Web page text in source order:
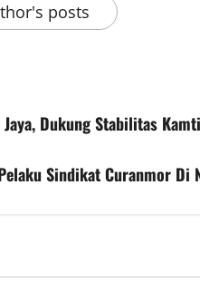
posts
Dukung Stabilitas
Sindikat Curanmor Di